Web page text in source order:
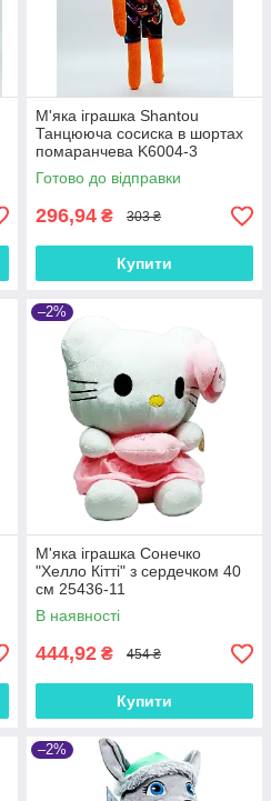
М'яка іграшка Shantou
Танцююча сосиска в шортах
помаранчева K6004-3
Готово до відправки
296,94 ₴ 303 ₴
Купити
–2%
М'яка іграшка Сонечко
"Хелло Кітті" з сердечком 40
см 25436-11
В наявності
444,92 ₴ 454 ₴
Купити
–2%